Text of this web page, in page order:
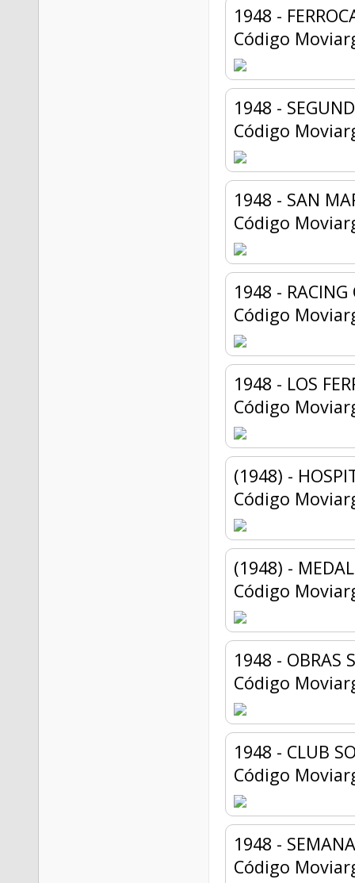
1948 -
Código
1948 -
Código
1948 - SAN
Código
1948 - RACING
Código
1948 - LOS
Código
(1948) -
Código
(1948) -
Código
1948 - OBRAS
Código
1948 - CLUB
Código
1948 -
Código